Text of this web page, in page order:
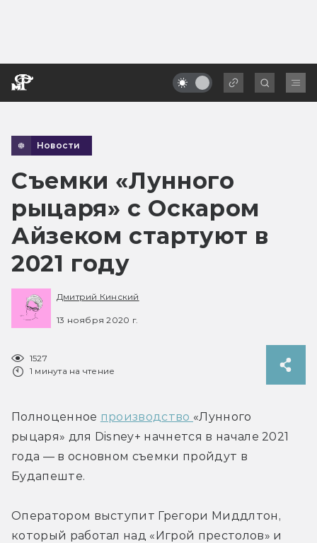
Новости
Съемки «Лунного
рыцаря» с Оскаром
Айзеком стартуют в
2021 году
Дмитрий Кинский
13 ноября 2020 г.
1527
1 минута на чтение
Полноценное производство «Лунного
рыцаря» для Disney+ начнется в начале 2021
года — в основном съемки пройдут в
Будапеште.
Оператором выступит Грегори Миддлтон,
который работал над «Игрой престолов» и